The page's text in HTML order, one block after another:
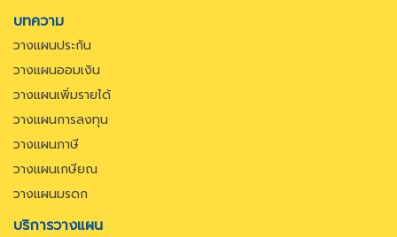
บทความ
วางแผนประกัน
วางแผนออมเงิน
วางแผนเพิ่มรายได้
วางแผนการลงทุน
วางแผนภาษี
วางแผนเกษียณ
วางแผนมรดก
บริการวางแผน